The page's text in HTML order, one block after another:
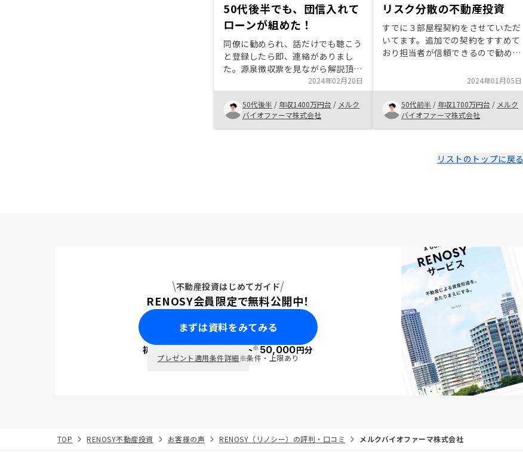
50代後半でも、団信入れて
ローンが組めた！
同僚に勧められ、話だけでも聴こう
と登録したら即、連絡がありまし
た。源泉徴収票を見ながら解説頂
き、沢山税金を払っている事に気づ
かされました。節税できる仕組みを
教えていただき、資産作りにもな
る。これはと思い、すぐに契約しま
した。もっと早く始めるべきだった
2024年02月20日
50代後半 / 年収1400万円台 / メルク
バイオファーマ株式会社
リスク分散の不動産投資
すでに３部屋程契約をさせていただ
いてます。追加での契約をすすめて
おり担当者が信頼できるので勧めら
奈川と契約をしたのでリスク分散の
ため大阪にも買い求めることにしま
した。ちょうど良い物件を紹介して
もらったので即契約しました。不動
産も同じ地域に買い求めるのも一つ
つだと思います。
2024年01月05日
50代前半 / 年収1700万円台 / メルク
バイオファーマ株式会社
リストのトップに戻る
不動産投資はじめてガイド
RENOSY会員限定で無料公開中！
まずは資料をみてみる
初回面談で ポイント※50,000円分
プレゼント適用条件詳細※条件・上限あり
TOP RENOSY不動産投資 お客様の声 RENOSY（リノシー）の評判・口コミ メルクバイオファーマ株式会社